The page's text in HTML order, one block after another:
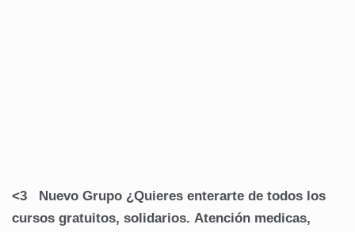
<3 Nuevo Grupo ¿Quieres enterarte de todos los
cursos gratuitos, solidarios. Atención medicas,